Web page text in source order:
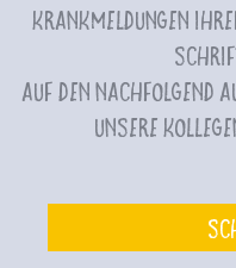
Krankmeldungen
Auf den nachfolgend
unsere